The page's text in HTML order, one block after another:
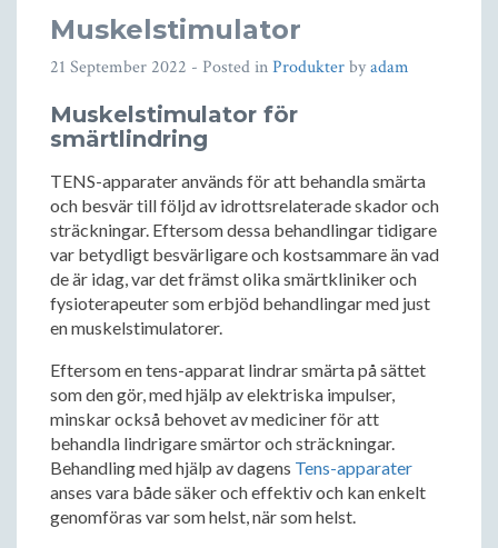
Muskelstimulator
21 September 2022 - Posted inProdukterbyadam
Muskelstimulator för
smärtlindring
TENS-apparater används för att behandla smärta
och besvär till följd av idrottsrelaterade skador och
sträckningar. Eftersom dessa behandlingar tidigare
var betydligt besvärligare och kostsammare än vad
de är idag, var det främst olika smärtkliniker och
fysioterapeuter som erbjöd behandlingar med just
en muskelstimulatorer.
Eftersom en tens-apparat lindrar smärta på sättet
som den gör, med hjälp av elektriska impulser,
minskar också behovet av mediciner för att
behandla lindrigare smärtor och sträckningar.
Behandling med hjälp av dagens Tens-apparater
anses vara både säker och effektiv och kan enkelt
genomföras var som helst, när som helst.